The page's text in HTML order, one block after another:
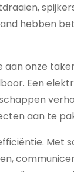
hebben
onze
Een
aan te
Met